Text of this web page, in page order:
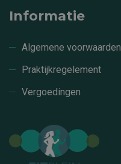
Informatie
Algemene voorwaarden
Praktijkregelement
Vergoedingen